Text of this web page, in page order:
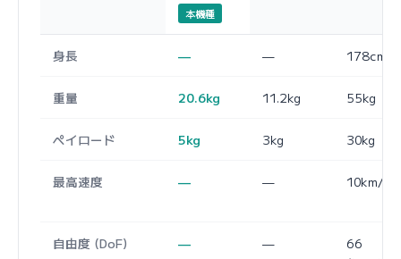
本機種
身長 — — 178cm
重量 20.6kg 11.2kg 55kg
ペイロード 5kg 3kg 30kg
最高速度 — — 10km/h
自由度 (DoF) — —
66